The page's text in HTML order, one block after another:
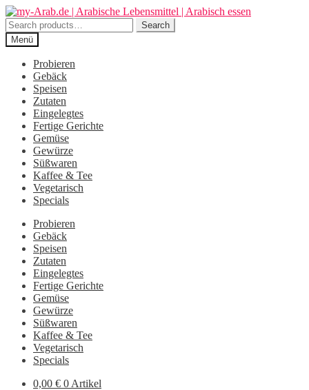
Zur
Navigation
springen
Zum
Inhalt
springen
Search
for:
Search
Menü
Probieren
Gebäck
Speisen
Zutaten
Eingelegtes
Fertige Gerichte
Gemüse
Gewürze
Süßwaren
Kaffee & Tee
Vegetarisch
Specials
Probieren
Gebäck
Speisen
Zutaten
Eingelegtes
Fertige Gerichte
Gemüse
Gewürze
Süßwaren
Kaffee & Tee
Vegetarisch
Specials
0,00 € 0 Artikel